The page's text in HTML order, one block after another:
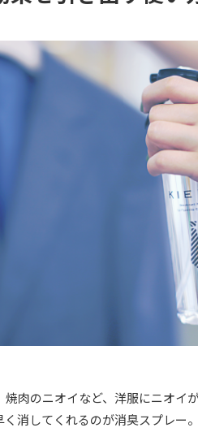
肉のニオイなど、洋服にニオイ
消してくれるのが消臭スプレー